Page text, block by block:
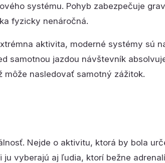
systému. Pohyb zabezpečuje
fyzicky nenáročná.
aktivita, moderné systémy sú
samotnou jazdou návštevník
nasledovať samotný zážitok.
Nejde o aktivitu, ktorá by bola
vyberajú aj ľudia, ktorí bežne